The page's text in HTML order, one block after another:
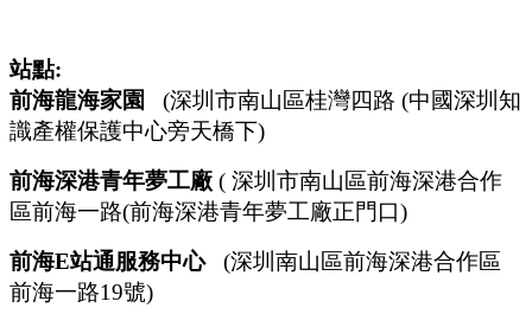
站點:
前海龍海家園 (深圳市南山區桂灣四路 (中國深圳知
識產權保護中心旁天橋下)
前海深港青年夢工廠 ( 深圳市南山區前海深港合作
區前海一路(前海深港青年夢工廠正門口)
前海E站通服務中心 (深圳南山區前海深港合作區
前海一路19號)